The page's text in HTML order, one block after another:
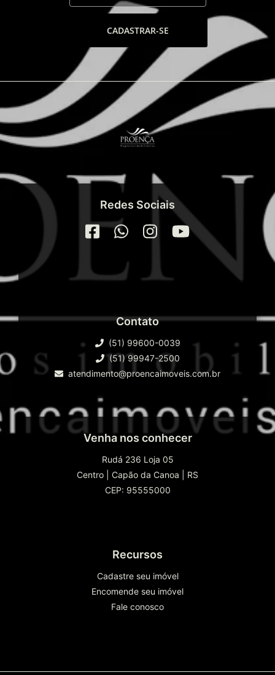
CADASTRAR-SE
Redes Sociais
Contato
(51) 99600-0039
(51) 99947-2500
atendimento@proencaimoveis.com.br
Venha nos conhecer
Rudá 236 Loja 05
Centro
Capão da Canoa
RS
CEP: 95555000
Recursos
Cadastre seu imóvel
Encomende seu imóvel
Fale conosco